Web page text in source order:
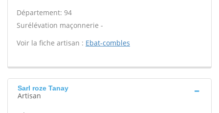
Département: 94
Surélévation maçonnerie -
Voir la fiche artisan : Ebat-combles
Sarl roze Tanay
Artisan